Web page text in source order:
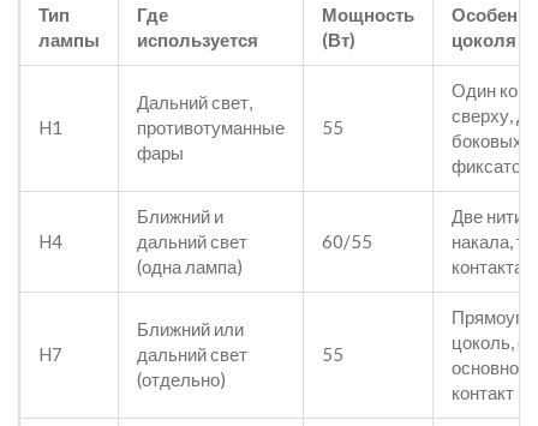
Тип
лампы
Где
используется
Мощность
(Вт)
цоколя
H1
Дальний свет,
противотуманные
фары
55
Один
сверху,
боковых
H4
Ближний и
дальний свет
(одна лампа)
60/55
Две нити
накала,
контакта
H7
Ближний или
дальний свет
(отдельно)
55
цоколь,
основной
контакт